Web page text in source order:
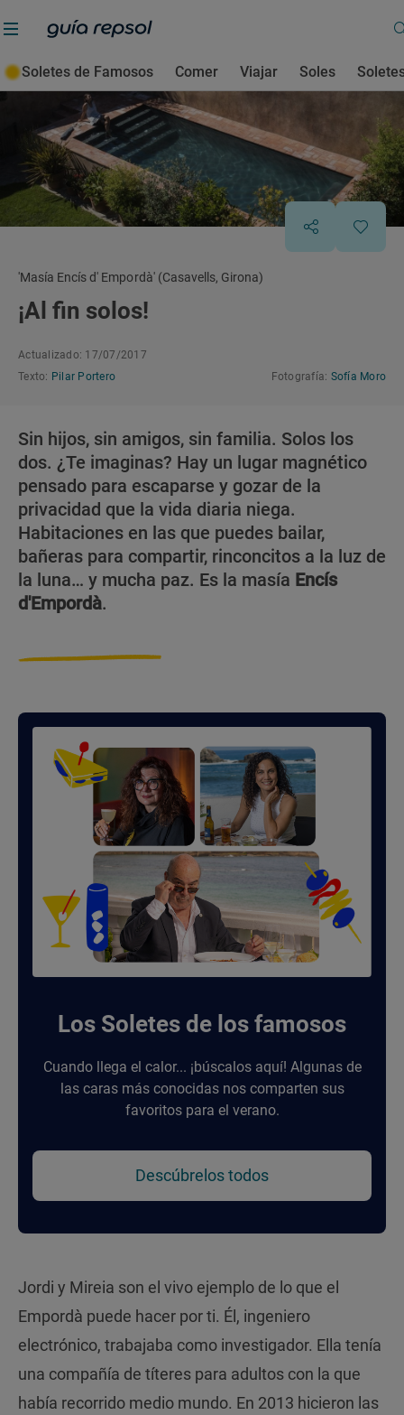
Soletes de Famosos Comer Viajar Soles
'Masía Encís d' Empordà' (Casavells, Girona)
¡Al fin solos!
Actualizado: 17/07/2017
Texto: Pilar Portero Fotografía: Sofía Moro
Sin hijos, sin amigos, sin familia. Solos los
dos. ¿Te imaginas? Hay un lugar magnético
pensado para escaparse y gozar de la
privacidad que la vida diaria niega.
Habitaciones en las que puedes bailar,
bañeras para compartir, rinconcitos a la luz de
la luna… y mucha paz. Es la masía Encís
d'Empordà.
Los Soletes de los famosos
Cuando llega el calor... ¡búscalos aquí! Algunas de
las caras más conocidas nos comparten sus
favoritos para el verano.
Descúbrelos todos
Jordi y Mireia son el vivo ejemplo de lo que el
Empordà puede hacer por ti. Él, ingeniero
electrónico, trabajaba como investigador. Ella tenía
una compañía de títeres para adultos con la que
había recorrido medio mundo. En 2013 hicieron las